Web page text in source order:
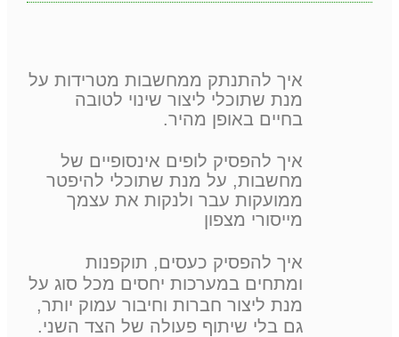
איך להתנתק ממחשבות מטרידות על
מנת שתוכלי ליצור שינוי לטובה
בחיים באופן מהיר.
איך להפסיק לופים אינסופיים של
מחשבות, על מנת שתוכלי להיפטר
ממועקות עבר ולנקות את עצמך
מייסורי מצפון
איך להפסיק כעסים, תוקפנות
ומתחים במערכות יחסים מכל סוג על
מנת ליצור חברות וחיבור עמוק יותר,
גם בלי שיתוף פעולה של הצד השני.